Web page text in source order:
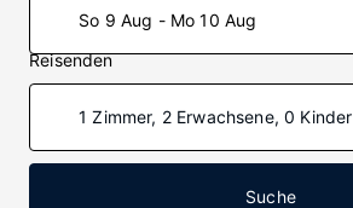
So 9 Aug - Mo 10 Aug
Reisenden
1 Zimmer, 2 Erwachsene, 0 Kinder
Suche